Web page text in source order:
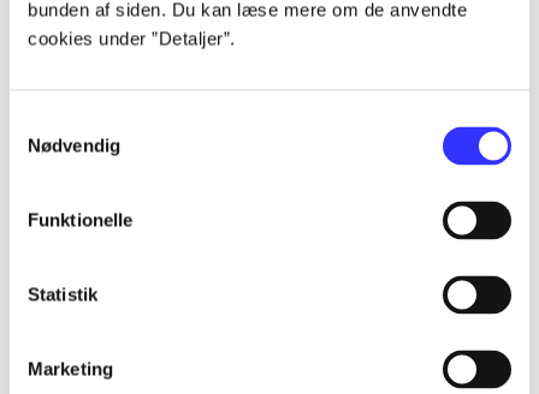
bunden af siden. Du kan læse mere om de anvendte
cookies under ”Detaljer”.
Nødvendig
Funktionelle
Statistik
Marketing
Alle registrerede artikler fordelt på udgivelser